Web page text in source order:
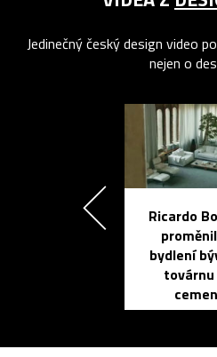
Jedinečný český design video
nejen o
Ricardo
bydlení
továrnu